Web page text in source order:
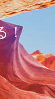
新等支援機関
・財務計画・融資計
！